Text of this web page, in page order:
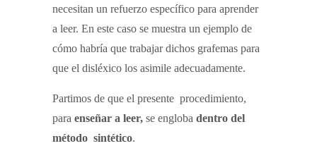
necesitan un refuerzo específico para aprender
a leer. En este caso se muestra un ejemplo de
cómo habría que trabajar dichos grafemas para
que el disléxico los asimile adecuadamente.
Partimos de que el presente procedimiento,
para enseñar a leer, se engloba dentro del
método sintético.